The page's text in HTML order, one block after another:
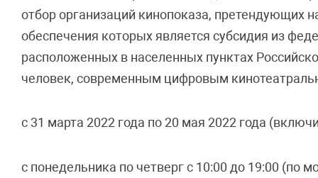
отбор организаций кинопоказа, претендующих
обеспечения которых является субсидия из
расположенных в населенных пунктах
человек, современным цифровым
с 31 марта 2022 года по 20 мая 2022 года
с понедельника по четверг с 10:00 до 19:00 (по